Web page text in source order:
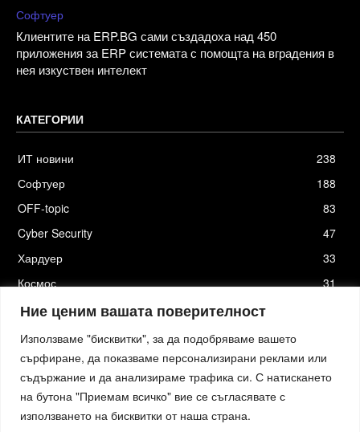
Ние ценим вашата поверителност
Използваме "бисквитки", за да подобряваме вашето
сърфиране, да показваме персонализирани реклами или
съдържание и да анализираме трафика си. С натискането
на бутона "Приемам всичко" вие се съгласявате с
използването на бисквитки от наша страна.
Софтуер
Клиентите на ERP.BG сами създадоха над 450
приложения за ERP системата с помощта на вградения в
нея изкуствен интелект
КАТЕГОРИИ
ИТ новини
238
Софтуер
188
OFF-topic
83
Cyber Security
47
Хардуер
33
Космос
31
Стартъпи
Хостинг отActiefhost.bg
Елизия софтуер|Петя Петрова - преводи и локализация|Smartage.bg|Kafene.bg|Технологични новини
Младежката медия|Стартъп новини.bg|пътна помощ София|Кърти Чисти Извозва Цени